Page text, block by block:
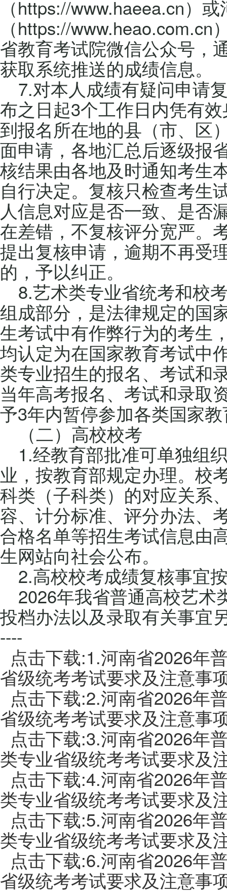
（https://www.haeea.cn）
（https://
省教育考试院微信公众号，
获取系统推送的成绩信息。
7.对本人成绩有疑问申请
布之日起3个工作日内凭有
到报名所在地的县（市、区
面申请，各地汇总后逐级报
核结果由各地及时通知考生
自行决定。复核只检查考生
人信息对应是否一致、是否
在差错，不复核评分宽严。
提出复核申请，逾期不再受
的，予以纠正。
8.艺术类专业省统考和校
组成部分，是法律规定的国
生考试中有作弊行为的考生
均认定为在国家教育考试中
类专业招生的报名、考试和
当年高考报名、考试和录取
予3年内暂停参加各类国家
（二）高校校考
1.经教育部批准可单独组
业，按教育部规定办理。校
科类（子科类）的对应关系
容、计分标准、评分办法、
合格名单等招生考试信息由
生网站向社会公布。
2.高校校考成绩复核事宜
2026年我省普通高校艺术
投档办法以及录取有关事宜
----
点击下载:1.河南省2026年
省级统考考试要求及注意事
点击下载:2.河南省2026年
省级统考考试要求及注意事
点击下载:3.河南省2026年
类专业省级统考考试要求及
点击下载:4.河南省2026年
类专业省级统考考试要求及
点击下载:5.河南省2026年
类专业省级统考考试要求及
点击下载:6.河南省2026年
省级统考考试要求及注意事